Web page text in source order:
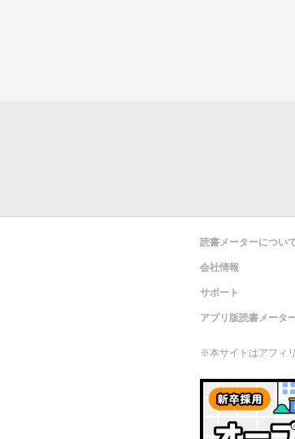
読書メーターについ
会社情報
サポート
アプリ版読書メータ
※本サイトはアフィ